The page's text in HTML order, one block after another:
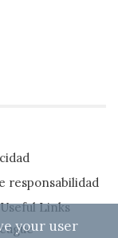
responsabilidad
Useful Links
your user